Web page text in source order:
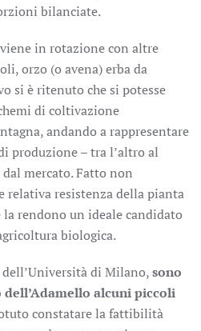
bilanciate.
in rotazione con altre
orzo (o avena) erba da
si è ritenuto che si potesse
di coltivazione
andando a rappresentare
produzione – tra l’altro al
mercato. Fatto non
relativa resistenza della pianta
la rendono un ideale candidato
biologica.
di Milano,sono
alcuni piccoli
constatare la fattibilità